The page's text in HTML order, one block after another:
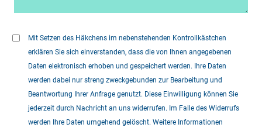
Mit Setzen des Häkchens im nebenstehenden Kontrollkästchen
erklären Sie sich einverstanden, dass die von Ihnen angegebenen
Daten elektronisch erhoben und gespeichert werden. Ihre Daten
werden dabei nur streng zweckgebunden zur Bearbeitung und
Beantwortung Ihrer Anfrage genutzt. Diese Einwilligung können Sie
jederzeit durch Nachricht an uns widerrufen. Im Falle des Widerrufs
werden Ihre Daten umgehend gelöscht. Weitere Informationen